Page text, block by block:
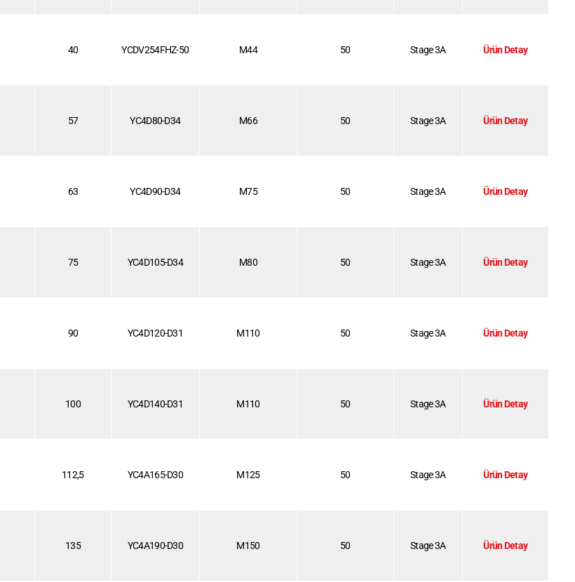
40 YCDV254FHZ-50 M44 50 Stage 3A Ürün Detay
57 YC4D80-D34 M66 50 Stage 3A Ürün Detay
63 YC4D90-D34 M75 50 Stage 3A Ürün Detay
75 YC4D105-D34 M80 50 Stage 3A Ürün Detay
90 YC4D120-D31 M110 50 Stage 3A Ürün Detay
100 YC4D140-D31 M110 50 Stage 3A Ürün Detay
112,5 YC4A165-D30 M125 50 Stage 3A Ürün Detay
135 YC4A190-D30 M150 50 Stage 3A Ürün Detay